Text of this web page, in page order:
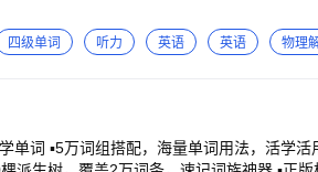
音原声录制，背词更加身临其境 •立体化解
随地发生
四级单词 听力 英语 英语 物理
单词 ▪5万词组搭配，海量单词用法，活学活